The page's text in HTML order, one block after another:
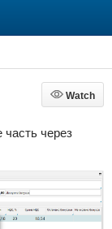
Watch
Watch
часть через